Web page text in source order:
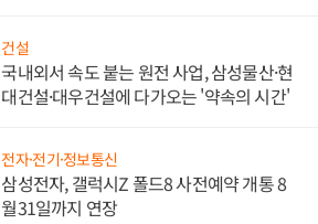
건설
국내외서 속도 붙는 원전 사업, 삼성물산·현
대건설·대우건설에 다가오는 '약속의 시간'
전자·전기·정보통신
삼성전자, 갤럭시Z 폴드8 사전예약 개통 8
월31일까지 연장